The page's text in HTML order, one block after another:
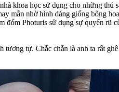
khoa học sử dụng cho những
mắn nhờ hình dáng giống bông
Photuris sử dụng sự quyến rũ
tự. Chắc chắn là anh ta rất